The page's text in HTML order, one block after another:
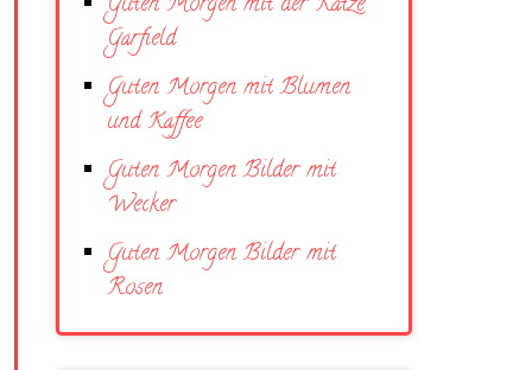
Garfield
Guten Morgen mit Blumen
und Kaffee
Guten Morgen Bilder mit
Wecker
Guten Morgen Bilder mit
Rosen